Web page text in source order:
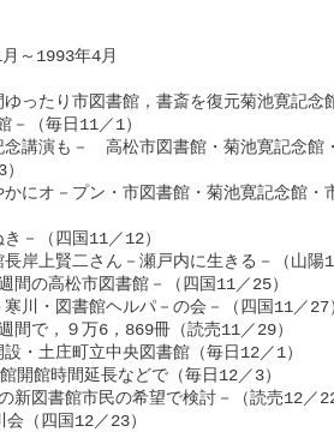
～1993年4月
ったり市図書館，書斎を復元菊池寛記念
（毎日11／1）
講演も－　高松市図書館・菊池寛記念館
にオ－プン・市図書館・菊池寛記念館・
－（四国11／12）
岸上賢二さん－瀬戸内に生きる－（山陽
間の高松市図書館－（四国11／25）
川・図書館ヘルパ－の会－（四国11／27
間で，９万6，869冊（読売11／29）
・土庄町立中央図書館（毎日12／1）
開館時間延長などで（毎日12／3）
新図書館市民の希望で検討－（読売12／22
（四国12／23）